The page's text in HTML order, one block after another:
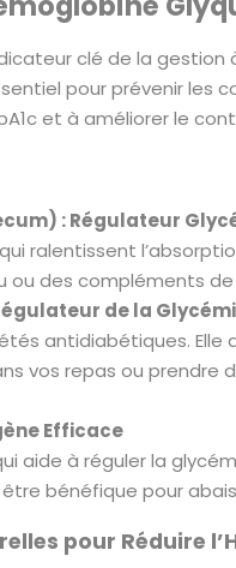
clé de la
pour prévenir
et à améliorer le
: Régulateur
ralentissent
des compléments de
de la
antidiabétiques. Elle
vos repas ou
Efficace
aide à réguler la
bénéfique pour
pour Réduire